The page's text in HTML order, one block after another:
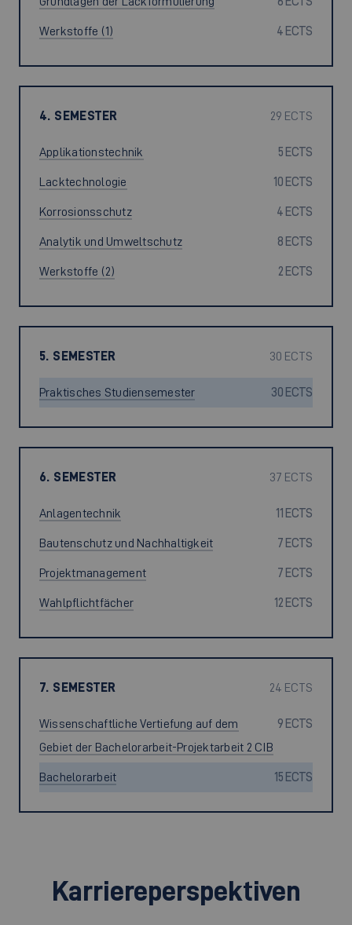
Werkstoffe (1) 4 ECTS
4. SEMESTER 29 ECTS
Applikationstechnik 5 ECTS
Lacktechnologie 10 ECTS
Korrosionsschutz 4 ECTS
Analytik und Umweltschutz 8 ECTS
Werkstoffe (2) 2 ECTS
5. SEMESTER 30 ECTS
Praktisches Studiensemester 30 ECTS
6. SEMESTER 37 ECTS
Anlagentechnik 11 ECTS
Bautenschutz und Nachhaltigkeit 7 ECTS
Projektmanagement 7 ECTS
Wahlpflichtfächer 12 ECTS
7. SEMESTER 24 ECTS
Wissenschaftliche Vertiefung auf dem
Gebiet der Bachelorarbeit-Projektarbeit 2 CIB
9 ECTS
Bachelorarbeit 15 ECTS
Karriereperspektiven